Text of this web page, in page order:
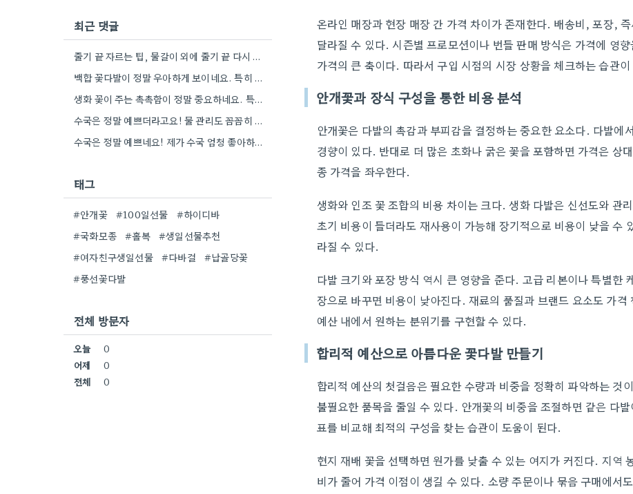
온라인 매장과 현장 매장 간 가격 차이가 존재한다. 배송비, 포장,
달라질 수 있다. 시즌별 프로모션이나 번들 판매 방식은 가격에 영
가격의 큰 축이다. 따라서 구입 시점의 시장 상황을 체크하는 습관
안개꽃과 장식 구성을 통한 비용 분석
안개꽃은 다발의 촉감과 부피감을 결정하는 중요한 요소다. 다발에
경향이 있다. 반대로 더 많은 초화나 굵은 꽃을 포함하면 가격은 상
종 가격을 좌우한다.
생화와 인조 꽃 조합의 비용 차이는 크다. 생화 다발은 신선도와 관
초기 비용이 들더라도 재사용이 가능해 장기적으로 비용이 낮을 수
라질 수 있다.
다발 크기와 포장 방식 역시 큰 영향을 준다. 고급 리본이나 특별한
장으로 바꾸면 비용이 낮아진다. 재료의 품질과 브랜드 요소도 가
예산 내에서 원하는 분위기를 구현할 수 있다.
합리적 예산으로 아름다운 꽃다발 만들기
합리적 예산의 첫걸음은 필요한 수량과 비중을 정확히 파악하는 것
불필요한 품목을 줄일 수 있다. 안개꽃의 비중을 조절하면 같은 다
표를 비교해 최적의 구성을 찾는 습관이 도움이 된다.
현지 재배 꽃을 선택하면 원가를 낮출 수 있는 여지가 커진다. 지역
비가 줄어 가격 이점이 생길 수 있다. 소량 주문이나 묶음 구매에서
최근 댓글
줄기 끝 자르는 팁, 물갈이 외에 줄기 끝 다시 자르는 방법도 있네요. 그거 완전 꿀팁인…
백합 꽃다발이 정말 우아하게 보이네요. 특히 흰색이나 연한 색 계열이 안전한 선택인 것 같아요.
생화 꽃이 주는 촉촉함이 정말 중요하네요. 특히 겹벚꽃은 사진으로는 다르게 보인다는 점, 실제로 보러 가봐야…
수국은 정말 예쁘더라고요! 물 관리도 꼼꼼히 해야 오래 볼 수 있을 텐데, 제가 좀 덜…
수국은 정말 예쁘네요! 제가 수국 엄청 좋아하는데, 어떤 종류인지 자세히 보니 더 감동이에요.
태그
#안개꽃 #100일선물
#하이디바
#국화모종
#홀복
#생일선물추천
#여자친구생일선물
#다바걸
#납골당꽃
#풍선꽃다발
전체 방문자
오늘
0
어제
0
전체
0